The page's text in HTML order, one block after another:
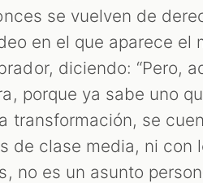
se vuelven de
en el que aparece el
diciendo: “Pero,
porque ya sabe uno
transformación, se
de clase media, ni con
no es un asunto